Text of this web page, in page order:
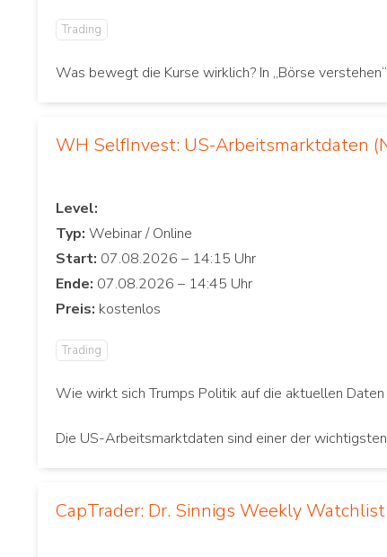
Trading
Was bewegt die Kurse wirklich? In „Börse
WH SelfInvest: US-Arbeitsmarktdaten
Level:
Typ:
Start:
Ende:
Preis:
Trading
Wie wirkt sich Trumps Politik auf die aktuellen
Die US-Arbeitsmarktdaten sind einer der
CapTrader: Dr. Sinnigs Weekly